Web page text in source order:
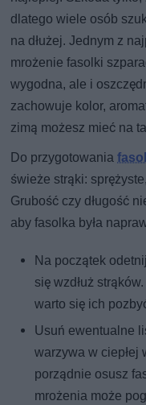
dlatego wiele osób
na dłużej. Jednym z
mrożenie fasolki
wygodna, ale i
zachowuje kolor,
zimą możesz mieć na
Do przygotowania
świeże strąki:
Grubość czy długość
aby fasolka była
Na początek
się wzdłuż
warto się ich
Usuń ewentualne
warzywa w ciepłej
porządnie osusz
mrożenia może